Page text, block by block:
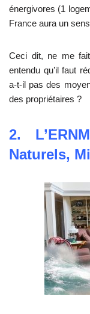
énergivores (1
France aura un
Ceci dit, ne me
entendu qu’il faut
a-t-il pas des
des propriétaires ?
2.
Naturels,